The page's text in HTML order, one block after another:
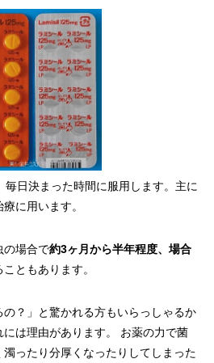
毎日決まった時間に服用します。主に
に用います。
の場合で約3ヶ月から半年程度、場合
こともあります。
の？」と驚かれる方もいらっしゃるか
は理由があります。 お薬の力で菌
ったり分厚くなったりしてしまった